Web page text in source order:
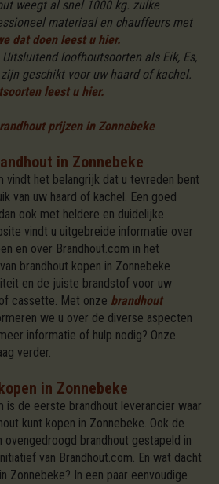
weegt al snel 1000 kg. zulke
materiaal en chauffeurs met
dat doen leest u hier.
Uitsluitend loofhoutsoorten als Eik, Es,
geschikt voor uw haard of kachel.
leest u hier.
prijzen in Zonnebeke
in Zonnebeke
vindt het belangrijk dat u tevreden bent
van uw haard of kachel. Een goed
ook met heldere en duidelijke
vindt u uitgebreide informatie over
en over Brandhout.com in het
brandhout kopen in Zonnebeke
en de juiste brandstof voor uw
cassette. Met onze brandhout
we u over de diverse aspecten
informatie of hulp nodig? Onze
verder.
in Zonnebeke
is de eerste brandhout leverancier waar
kunt kopen in Zonnebeke. Ook de
ovengedroogd brandhout gestapeld in
van Brandhout.com. En wat dacht
Zonnebeke? In een paar eenvoudige